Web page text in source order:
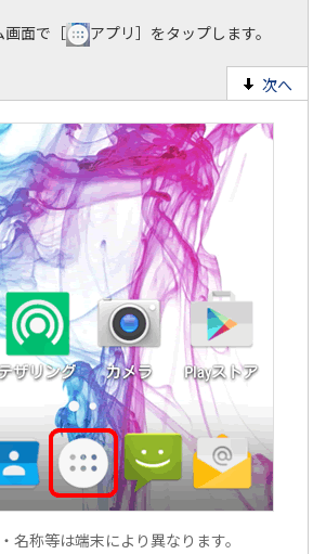
画面で［ アプリ］をタップします。
次へ
名称等は端末により異なります。